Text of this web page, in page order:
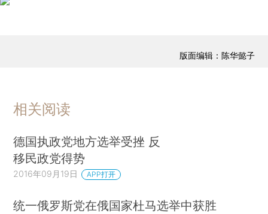
版面编辑：陈华懿子
相关阅读
德国执政党地方选举受挫 反
移民政党得势
2016年09月19日 APP打开
统一俄罗斯党在俄国家杜马选举中获胜